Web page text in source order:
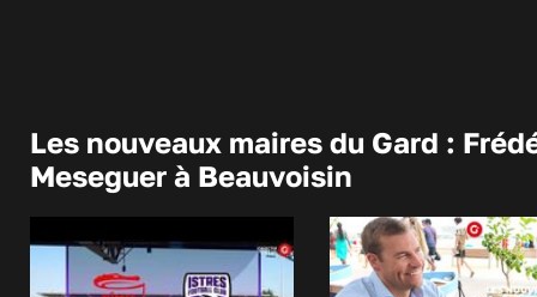
Les nouveaux maires du Gard :
Meseguer à Beauvoisin